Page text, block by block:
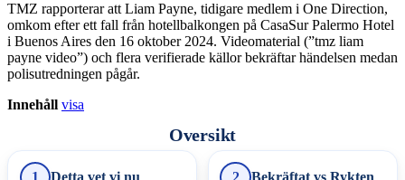
TMZ rapporterar att Liam Payne, tidigare medlem i One Direction,
omkom efter ett fall från hotellbalkongen på CasaSur Palermo Hotel
i Buenos Aires den 16 oktober 2024. Videomaterial (”tmz liam
payne video”) och flera verifierade källor bekräftar händelsen medan
polisutredningen pågår.
Innehåll visa
Oversikt